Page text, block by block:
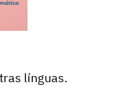
línguas.